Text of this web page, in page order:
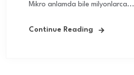
Mikro anlamda bile milyonlarca...
Continue Reading